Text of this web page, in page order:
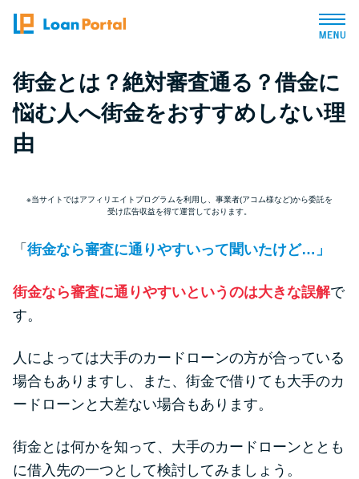
トップページ
おすすめコンテンツ
とにかくすぐ借りたい方向け
便利なコンテンツ
カードローン診断
カードローンQ&A
街金とは？絶対審査通る？借金に
悩む人へ街金をおすすめしない理
由
※当サイトではアフィリエイトプログラムを利用し、事業者(アコム様など)から委託を
受け広告収益を得て運営しております。
「 街金なら審査に通りやすいって聞いたけど…」
街金なら審査に通りやすいというのは大きな誤解で
す。
人によっては大手のカードローンの方が合っている
場合もありますし、また、街金で借りても大手のカ
ードローンと大差ない場合もあります。
街金とは何かを知って、大手のカードローンととも
に借入先の一つとして検討してみましょう。